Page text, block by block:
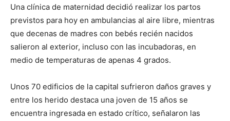
Una clínica de maternidad decidió realizar los partos
previstos para hoy en ambulancias al aire libre, mientras
que decenas de madres con bebés recién nacidos
salieron al exterior, incluso con las incubadoras, en
medio de temperaturas de apenas 4 grados.
Unos 70 edificios de la capital sufrieron daños graves y
entre los herido destaca una joven de 15 años se
encuentra ingresada en estado crítico, señalaron las